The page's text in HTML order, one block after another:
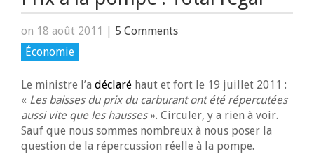
on 18 août 2011 | 5 Comments
Économie
Le ministre l’a déclaré haut et fort le 19 juillet 2011 :
« Les baisses du prix du carburant ont été répercutées
aussi vite que les hausses». Circuler, y a rien à voir.
Sauf que nous sommes nombreux à nous poser la
question de la répercussion réelle à la pompe.